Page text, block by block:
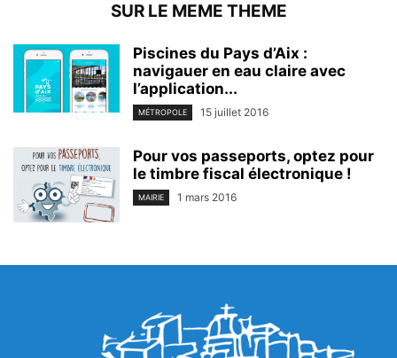
SUR LE MEME THEME
Piscines du Pays d’Aix :
navigauer en eau claire avec
l’application...
MÉTROPOLE 15 juillet 2016
Pour vos passeports, optez pour
le timbre fiscal électronique !
MAIRIE 1 mars 2016